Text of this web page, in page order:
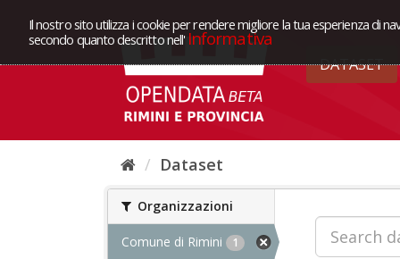
Il nostro sito utilizza i cookie per rendere migliore la tua esperienza di
secondo quanto descritto nell' Informativa
DATASET
Dataset
Organizzazioni
Comune di Rimini 1